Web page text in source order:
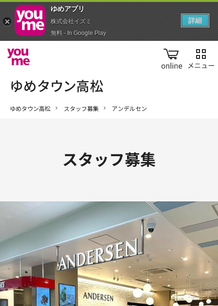
online
ゆめタウン高松 スタッフ募集 アンデルセン
スタッフ募集
ゆめアプ‪リ‬
株式会社イズミ
無料 - In Google Play
詳細